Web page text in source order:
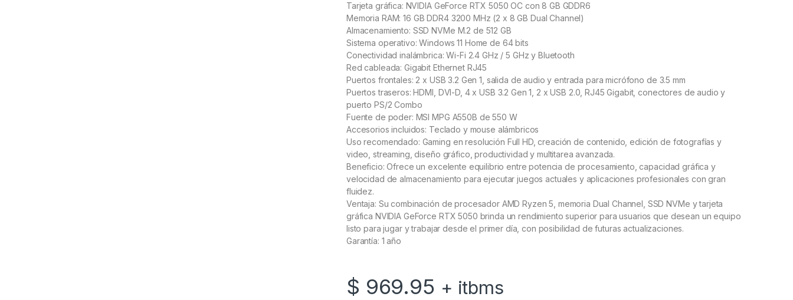
Tarjeta gráfica: NVIDIA GeForce RTX 5050 OC con 8 GB GDDR6
Memoria RAM: 16 GB DDR4 3200 MHz (2 x 8 GB Dual Channel)
Almacenamiento: SSD NVMe M.2 de 512 GB
Sistema operativo: Windows 11 Home de 64 bits
Conectividad inalámbrica: Wi-Fi 2.4 GHz / 5 GHz y Bluetooth
Red cableada: Gigabit Ethernet RJ45
Puertos frontales: 2 x USB 3.2 Gen 1, salida de audio y entrada para micrófono de 3.5 mm
Puertos traseros: HDMI, DVI-D, 4 x USB 3.2 Gen 1, 2 x USB 2.0, RJ45 Gigabit, conectores de audio y
puerto PS/2 Combo
Fuente de poder: MSI MPG A550B de 550 W
Accesorios incluidos: Teclado y mouse alámbricos
Uso recomendado: Gaming en resolución Full HD, creación de contenido, edición de fotografías y
video, streaming, diseño gráfico, productividad y multitarea avanzada.
Beneficio: Ofrece un excelente equilibrio entre potencia de procesamiento, capacidad gráfica y
velocidad de almacenamiento para ejecutar juegos actuales y aplicaciones profesionales con gran
fluidez.
Ventaja: Su combinación de procesador AMD Ryzen 5, memoria Dual Channel, SSD NVMe y tarjeta
gráfica NVIDIA GeForce RTX 5050 brinda un rendimiento superior para usuarios que desean un equipo
listo para jugar y trabajar desde el primer día, con posibilidad de futuras actualizaciones.
Garantía: 1 año
$ 969.95 + itbms